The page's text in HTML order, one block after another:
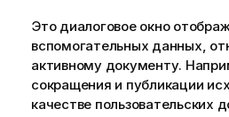
Это диалоговое окно
вспомогательных данных,
активному документу.
сокращения и публикации
качестве пользовательских